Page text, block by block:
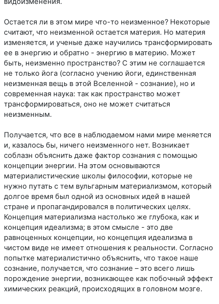
Остается ли в этом мире что-то неизменное? Некоторые
считают, что неизменной остается материя. Но материя
изменяется, и ученые даже научились трансформировать
ее в энергию и обратно - энергию в материю. Может
быть, неизменно пространство? С этим не соглашается
не только йога (согласно учению йоги, единственная
неизменная вещь в этой Вселенной - сознание), но и
современная наука: так как пространство может
трансформироваться, оно не может считаться
неизменным.
Получается, что все в наблюдаемом нами мире меняется
и, казалось бы, ничего неизменного нет. Возникает
соблазн объяснить даже фактор сознания с помощью
концепции энергии. На этом основываются
материалистические школы философии, которые не
нужно путать с тем вульгарным материализмом, который
долгое время был одной из основных идей в нашей
стране и пропагандировался в политических целях.
Концепция материализма настолько же глубока, как и
концепция идеализма; в этом смысле - это две
равноценных концепции, но концепция идеализма в
чистом виде не имеет отношения к реальности. Согласно
попытке материалистично объяснить, что такое наше
сознание, получается, что сознание – это всего лишь
порождение энергии, возникающее как побочный эффект
химических реакций, происходящих в головном мозге.